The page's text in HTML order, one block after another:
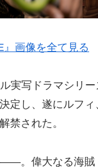
画像を全て見る
実写ドラマシリ
定し、遂にルフ
禁された。
。偉大なる海賊